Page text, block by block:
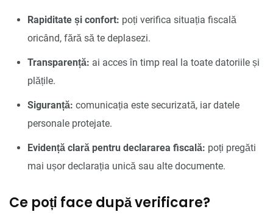
Rapiditate și confort: poți verifica situația fiscală
oricând, fără să te deplasezi.
Transparență: ai acces în timp real la toate datoriile și
plățile.
Siguranță: comunicația este securizată, iar datele
personale protejate.
Evidență clară pentru declararea fiscală: poți pregăti
mai ușor declarația unică sau alte documente.
Ce poți face după verificare?